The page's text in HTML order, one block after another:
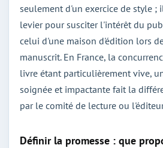
seulement d'un exercice de style ;
levier pour susciter l'intérêt du
celui d'une maison d'édition lors
manuscrit. En France, la
livre étant particulièrement vive,
soignée et impactante fait la
par le comité de lecture ou
Définir la promesse : que